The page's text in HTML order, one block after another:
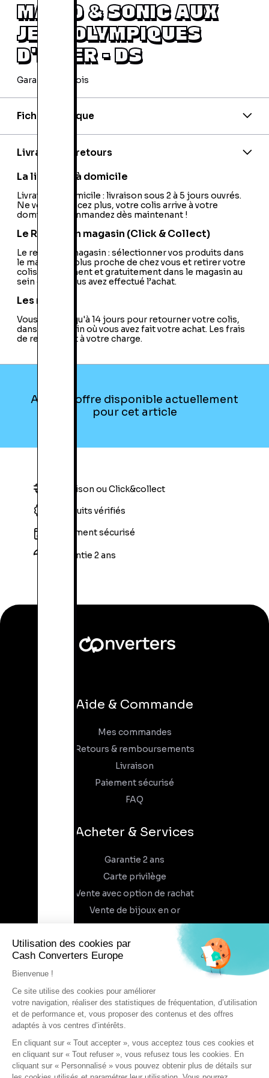
MARIO & SONIC AUX
JEUX OLYMPIQUES
D'HIVER - DS
Garantie 24 mois
Fiche technique
Code barre 2:4012160050029
Code barre 3:5055277000951
Nom de l'éditeur:Sega
Nationalité:France
Livraison et retours
La livraison à domicile
Livraison à domicile : livraison sous 2 à 5 jours ouvrés.
Ne vous déplacez plus, votre colis arrive à votre
domicile ! Commandez dès maintenant !
Le Retrait en magasin (Click & Collect)
Le retrait en magasin : sélectionner vos produits dans
le magasin le plus proche de chez vous et retirer votre
colis directement et gratuitement dans le magasin au
sein duquel vous avez effectué l’achat.
Les retours
Vous avez jusqu'à 14 jours pour retourner votre colis,
dans le magasin où vous avez fait votre achat. Les frais
de retour sont à votre charge.
Aucune offre disponible actuellement
pour cet article
Livraison ou Click&collect
Produits vérifiés
Paiement sécurisé
Garantie 2 ans
Aide & Commande
Mes commandes
Retours & remboursements
Livraison
Paiement sécurisé
FAQ
Acheter & Services
Garantie 2 ans
Carte privilège
Vente avec option de rachat
Vente de bijoux en or
À propos
Recrutement
Trouvez un magasin
Rejoindre l'aventure